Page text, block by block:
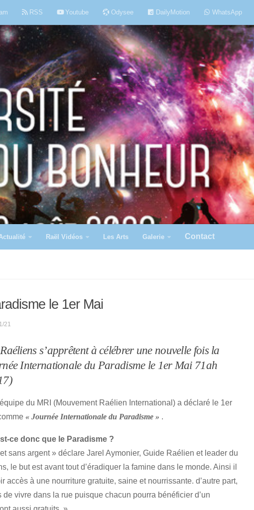
RSS Youtube Odysee DailyMotion WhatsApp
Raël Vidéos Les Arts Galerie Contact
le 1er Mai
21
s’apprêtent à célébrer une nouvelle fois la
Internationale du Paradisme le 1er Mai 71ah
du MRI (Mouvement Raélien International) a déclaré le 1er
« Journée Internationale du Paradisme » .
ce donc que le Paradisme ?
sans argent » déclare Jarel Aymonier, Guide Raélien et leader du
le but est avant tout d’éradiquer la famine dans le monde. Ainsi il
accès à une nourriture gratuite, saine et nourrissante. d’autre part,
vivre dans la rue puisque chacun pourra bénéficier d’un